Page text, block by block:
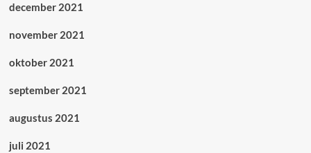
december 2021
november 2021
oktober 2021
september 2021
augustus 2021
juli 2021